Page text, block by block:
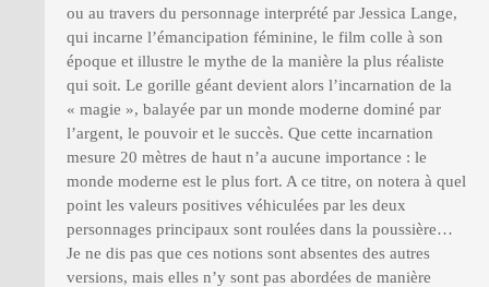
ou au travers du personnage interprété par Jessica Lange,
qui incarne l’émancipation féminine, le film colle à son
époque et illustre le mythe de la manière la plus réaliste
qui soit. Le gorille géant devient alors l’incarnation de la
« magie », balayée par un monde moderne dominé par
l’argent, le pouvoir et le succès. Que cette incarnation
mesure 20 mètres de haut n’a aucune importance : le
monde moderne est le plus fort. A ce titre, on notera à quel
point les valeurs positives véhiculées par les deux
personnages principaux sont roulées dans la poussière…
Je ne dis pas que ces notions sont absentes des autres
versions, mais elles n’y sont pas abordées de manière